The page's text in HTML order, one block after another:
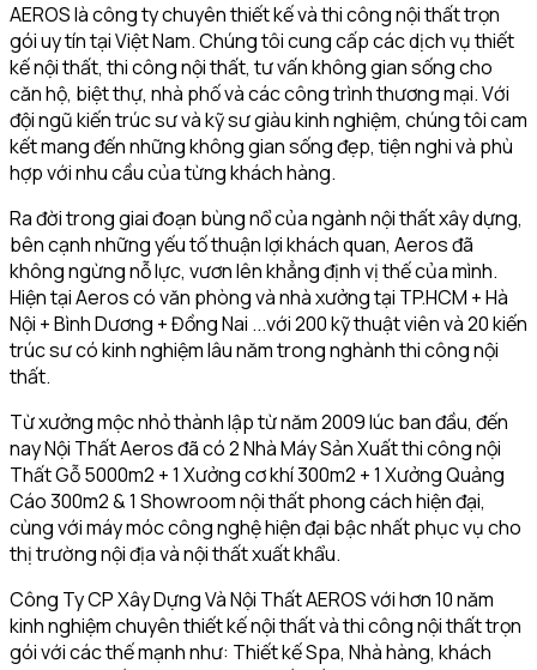
AEROS là công ty chuyên thiết kế và thi công nội thất trọn
gói uy tín tại Việt Nam. Chúng tôi cung cấp các dịch vụ thiết
kế nội thất, thi công nội thất, tư vấn không gian sống cho
căn hộ, biệt thự, nhà phố và các công trình thương mại. Với
đội ngũ kiến trúc sư và kỹ sư giàu kinh nghiệm, chúng tôi cam
kết mang đến những không gian sống đẹp, tiện nghi và phù
hợp với nhu cầu của từng khách hàng.
Ra đời trong giai đoạn bùng nổ của ngành nội thất xây dựng,
bên cạnh những yếu tố thuận lợi khách quan, Aeros đã
không ngừng nỗ lực, vươn lên khẳng định vị thế của mình.
Hiện tại Aeros có văn phòng và nhà xưởng tại TP.HCM + Hà
Nội + Bình Dương + Đồng Nai ...với 200 kỹ thuật viên và 20 kiến
trúc sư có kinh nghiệm lâu năm trong nghành thi công nội
thất.
Từ xưởng mộc nhỏ thành lập từ năm 2009 lúc ban đầu, đến
nay Nội Thất Aeros đã có 2 Nhà Máy Sản Xuất thi công nội
Thất Gỗ 5000m2 + 1 Xưởng cơ khí 300m2 + 1 Xưởng Quảng
Cáo 300m2 & 1 Showroom nội thất phong cách hiện đại,
cùng với máy móc công nghệ hiện đại bậc nhất phục vụ cho
thị trường nội địa và nội thất xuất khẩu.
Công Ty CP Xây Dựng Và Nội Thất AEROS với hơn 10 năm
kinh nghiệm chuyên thiết kế nội thất và thi công nội thất trọn
gói với các thế mạnh như: Thiết kế Spa, Nhà hàng, khách